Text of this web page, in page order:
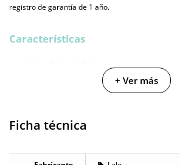
registro de garantía de 1 año.
Características
Material: acero inoxidable
Un discreto capricho para maravillosos
Conector de suave silicona
+ Ver más
Ficha técnica